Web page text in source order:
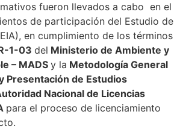
fueron llevados a cabo en el
de participación del Estudio de
en cumplimiento de los términos
1-03 del Ministerio de Ambiente y
– MADS y la Metodología General
Presentación de Estudios
Nacional de Licencias
para el proceso de licenciamiento